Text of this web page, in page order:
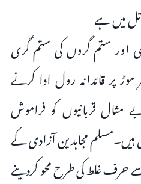
میں ہے
اور ستم گروں کی ستم گری
پر قائدانہ رول ادا کرنے
مثال قربانیوں کو فراموش
مجاہدین آزادی کے
حرف غلط کی طرح محو کردینے